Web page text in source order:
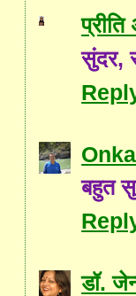
सुंदर,
बहुत
डॉ.